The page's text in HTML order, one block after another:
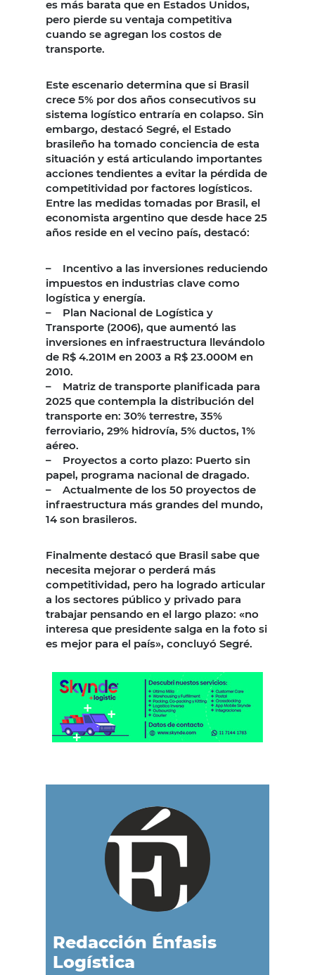
es más barata que en Estados Unidos,
pero pierde su ventaja competitiva
cuando se agregan los costos de
transporte.
Este escenario determina que si Brasil
crece 5% por dos años consecutivos su
sistema logístico entraría en colapso. Sin
embargo, destacó Segré, el Estado
brasileño ha tomado conciencia de esta
situación y está articulando importantes
acciones tendientes a evitar la pérdida de
competitividad por factores logísticos.
Entre las medidas tomadas por Brasil, el
economista argentino que desde hace 25
años reside en el vecino país, destacó:
– Incentivo a las inversiones reduciendo
impuestos en industrias clave como
logística y energía.
– Plan Nacional de Logística y
Transporte (2006), que aumentó las
inversiones en infraestructura llevándolo
de R$ 4.201M en 2003 a R$ 23.000M en
2010.
– Matriz de transporte planificada para
2025 que contempla la distribución del
transporte en: 30% terrestre, 35%
ferroviario, 29% hidrovía, 5% ductos, 1%
aéreo.
– Proyectos a corto plazo: Puerto sin
papel, programa nacional de dragado.
– Actualmente de los 50 proyectos de
infraestructura más grandes del mundo,
14 son brasileros.
Finalmente destacó que Brasil sabe que
necesita mejorar o perderá más
competitividad, pero ha logrado articular
a los sectores público y privado para
trabajar pensando en el largo plazo: «no
interesa que presidente salga en la foto si
es mejor para el país», concluyó Segré.
Redacción Énfasis
Logística